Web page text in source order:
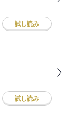
試し読み
試し読み